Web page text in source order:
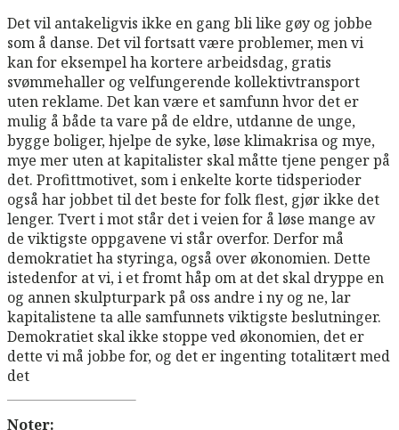
Det vil antakeligvis ikke en gang bli like gøy og jobbe
som å danse. Det vil fortsatt være problemer, men vi
kan for eksempel ha kortere arbeidsdag, gratis
svømmehaller og velfungerende kollektivtransport
uten reklame. Det kan være et samfunn hvor det er
mulig å både ta vare på de eldre, utdanne de unge,
bygge boliger, hjelpe de syke, løse klimakrisa og mye,
mye mer uten at kapitalister skal måtte tjene penger på
det. Profittmotivet, som i enkelte korte tidsperioder
også har jobbet til det beste for folk flest, gjør ikke det
lenger. Tvert i mot står det i veien for å løse mange av
de viktigste oppgavene vi står overfor. Derfor må
demokratiet ha styringa, også over økonomien. Dette
istedenfor at vi, i et fromt håp om at det skal dryppe en
og annen skulpturpark på oss andre i ny og ne, lar
kapitalistene ta alle samfunnets viktigste beslutninger.
Demokratiet skal ikke stoppe ved økonomien, det er
dette vi må jobbe for, og det er ingenting totalitært med
det
Noter: